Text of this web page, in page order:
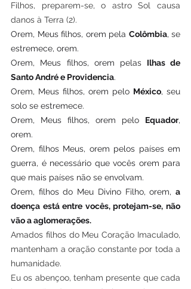
Filhos, preparem-se, o astro Sol causa
danos à Terra (2).
Orem, Meus filhos, orem pela Colômbia, se
estremece, orem.
Orem, Meus filhos, orem pelas Ilhas de
Santo André e Providencia.
Orem, Meus filhos, orem pelo México, seu
solo se estremece.
Orem, Meus filhos, orem pelo Equador,
orem.
Orem, filhos Meus, orem pelos países em
guerra, é necessário que vocês orem para
que mais países não se envolvam.
Orem, filhos do Meu Divino Filho, orem, a
doença está entre vocês, protejam-se, não
vão a aglomerações.
Amados filhos do Meu Coração Imaculado,
mantenham a oração constante por toda a
humanidade.
Eu os abençoo, tenham presente que cada